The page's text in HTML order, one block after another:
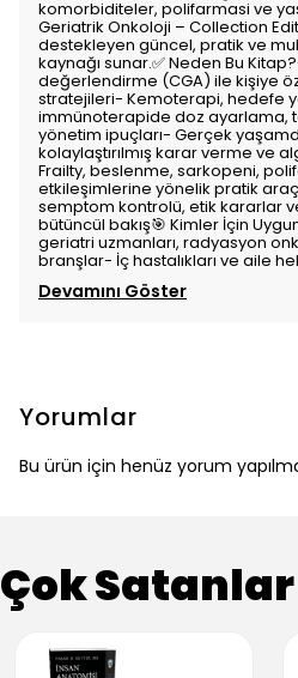
komorbiditeler, polifarmasi ve
Geriatrik Onkoloji – Collection
destekleyen güncel, pratik ve
kaynağı sunar.✅ Neden Bu
değerlendirme (CGA) ile kişiye
stratejileri- Kemoterapi, hedefe
immünoterapide doz ayarlama,
yönetim ipuçları- Gerçek
kolaylaştırılmış karar verme ve
Frailty, beslenme, sarkopeni,
etkileşimlerine yönelik pratik
semptom kontrolü, etik kararlar
bütüncül bakış🎯 Kimler İçin
geriatri uzmanları, radyasyon
branşlar- İç hastalıkları ve aile
Devamını Göster
Yorumlar
Bu ürün için henüz yorum
Çok Satanlar